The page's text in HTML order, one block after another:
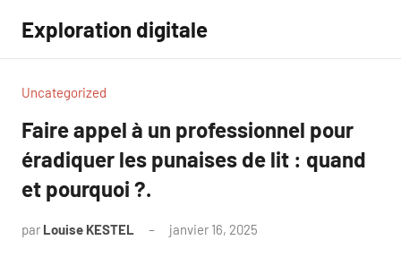
contenu
Exploration digitale
Uncategorized
Faire appel à un professionnel pour
éradiquer les punaises de lit : quand
et pourquoi ?.
par Louise KESTEL janvier 16, 2025